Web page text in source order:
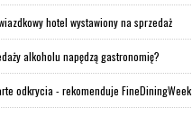
hotel wystawiony na sprzedaż
alkoholu napędzą gastronomię?
odkrycia - rekomenduje FineDiningWeek